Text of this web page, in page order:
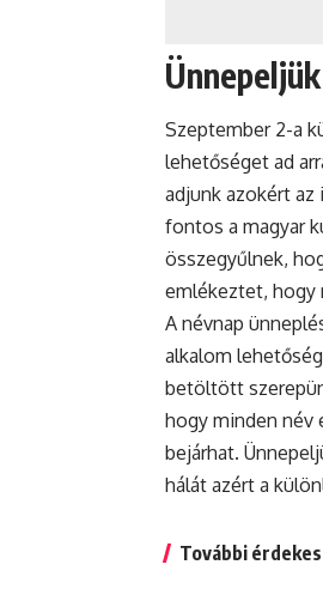
Szeptember 2-a
lehetőséget ad
adjunk azokért az
fontos a magyar
összegyűlnek,
emlékeztet, hogy
A névnap
alkalom
betöltött
hogy minden név
bejárhat.
hálát azért a
További